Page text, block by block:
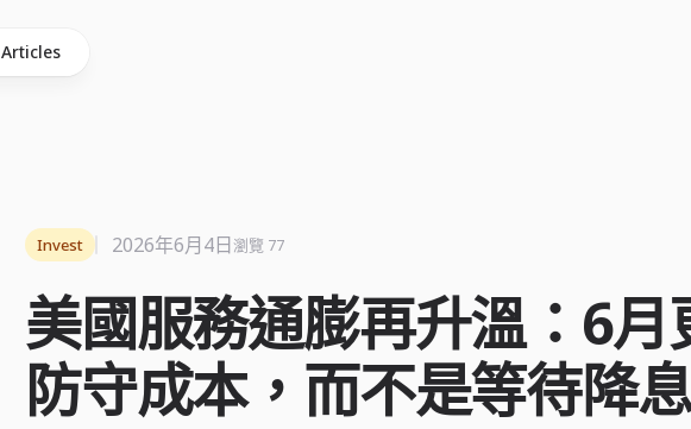
Articles
美國服務通膨再升溫：6月
防守成本，而不是等待降
Invest 2026年6月4日瀏覽 77